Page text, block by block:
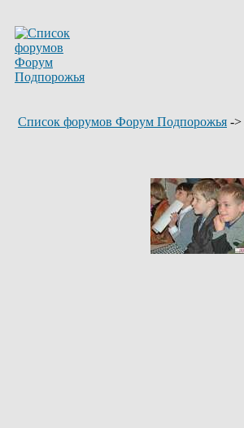
Список форумов Форум Подпорожья ->